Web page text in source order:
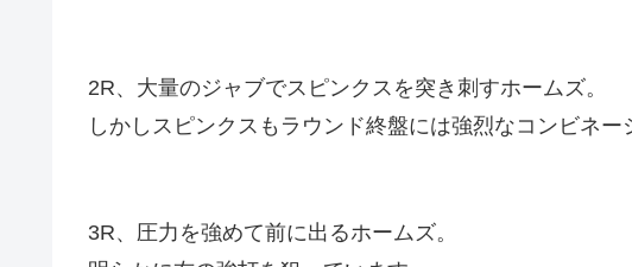
2R、大量のジャブでスピンクスを突き刺すホームズ。
しかしスピンクスもラウンド終盤には強烈なコンビネー
3R、圧力を強めて前に出るホームズ。